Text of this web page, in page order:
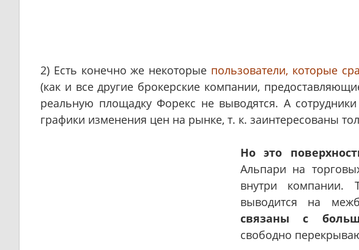
2) Есть конечно же некоторые пользователи, которые
(как и все другие брокерские компании,
реальную площадку Форекс не выводятся. А
графики изменения цен на рынке, т. к. заинтересованы
Но это
Альпари на
внутри компании.
выводится на
связаны с
свободно